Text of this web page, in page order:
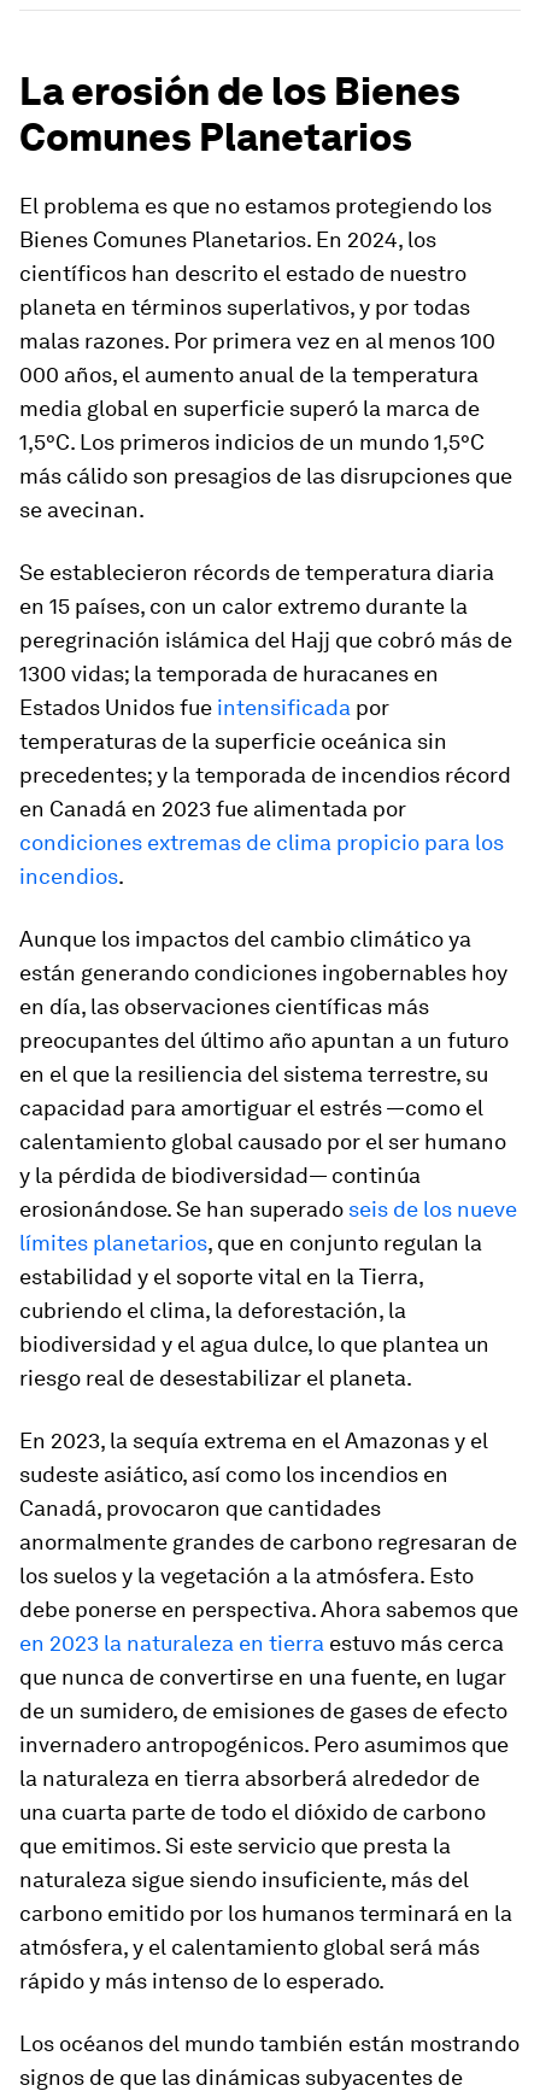
La erosión de los Bienes
Comunes Planetarios
El problema es que no estamos protegiendo los
Bienes Comunes Planetarios. En 2024, los
científicos han descrito el estado de nuestro
planeta en términos superlativos, y por todas
malas razones. Por primera vez en al menos 100
000 años, el aumento anual de la temperatura
media global en superficie superó la marca de
1,5°C. Los primeros indicios de un mundo 1,5°C
más cálido son presagios de las disrupciones que
se avecinan.
Se establecieron récords de temperatura diaria
en 15 países, con un calor extremo durante la
peregrinación islámica del Hajj que cobró más de
1300 vidas; la temporada de huracanes en
Estados Unidos fue intensificada por
temperaturas de la superficie oceánica sin
precedentes; y la temporada de incendios récord
en Canadá en 2023 fue alimentada por
condiciones extremas de clima propicio para los
incendios.
Aunque los impactos del cambio climático ya
están generando condiciones ingobernables hoy
en día, las observaciones científicas más
preocupantes del último año apuntan a un futuro
en el que la resiliencia del sistema terrestre, su
capacidad para amortiguar el estrés —como el
calentamiento global causado por el ser humano
y la pérdida de biodiversidad— continúa
erosionándose. Se han superado seis de los nueve
límites planetarios, que en conjunto regulan la
estabilidad y el soporte vital en la Tierra,
cubriendo el clima, la deforestación, la
biodiversidad y el agua dulce, lo que plantea un
riesgo real de desestabilizar el planeta.
En 2023, la sequía extrema en el Amazonas y el
sudeste asiático, así como los incendios en
Canadá, provocaron que cantidades
anormalmente grandes de carbono regresaran de
los suelos y la vegetación a la atmósfera. Esto
debe ponerse en perspectiva. Ahora sabemos que
en 2023 la naturaleza en tierra estuvo más cerca
que nunca de convertirse en una fuente, en lugar
de un sumidero, de emisiones de gases de efecto
invernadero antropogénicos. Pero asumimos que
la naturaleza en tierra absorberá alrededor de
una cuarta parte de todo el dióxido de carbono
que emitimos. Si este servicio que presta la
naturaleza sigue siendo insuficiente, más del
carbono emitido por los humanos terminará en la
atmósfera, y el calentamiento global será más
rápido y más intenso de lo esperado.
Los océanos del mundo también están mostrando
signos de que las dinámicas subyacentes de